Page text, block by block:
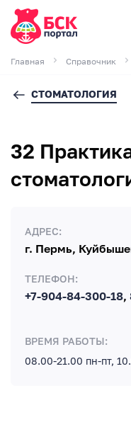
Главная Справочник
СТОМАТОЛОГИЯ
32
АДРЕС:
г. Пермь,
ТЕЛЕФОН:
+7-904-84-300-18,
ВРЕМЯ РАБОТЫ:
08.00-21.00 пн-пт,